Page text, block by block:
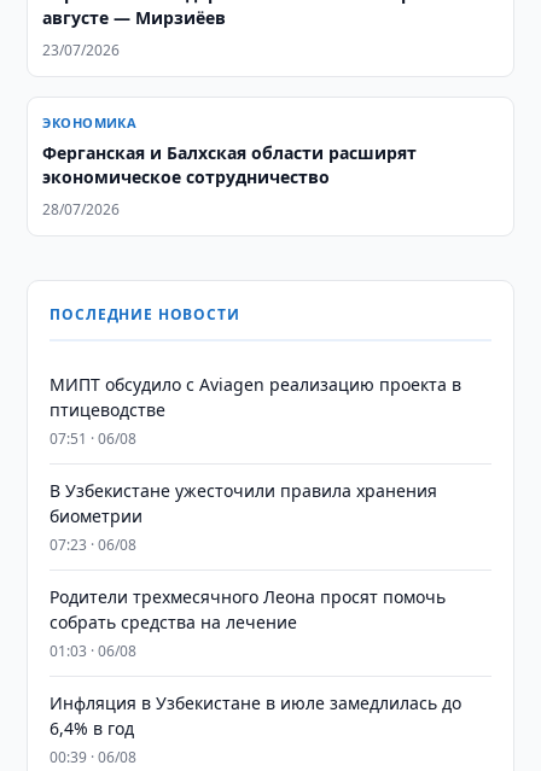
августе — Мирзиёев
23/07/2026
ЭКОНОМИКА
Ферганская и Балхская области расширят
экономическое сотрудничество
28/07/2026
ПОСЛЕДНИЕ НОВОСТИ
МИПТ обсудило с Aviagen реализацию проекта в
птицеводстве
07:51 · 06/08
В Узбекистане ужесточили правила хранения
биометрии
07:23 · 06/08
Родители трехмесячного Леона просят помочь
собрать средства на лечение
01:03 · 06/08
Инфляция в Узбекистане в июле замедлилась до
6,4% в год
00:39 · 06/08